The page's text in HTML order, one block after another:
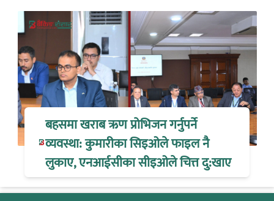
बहसमा खराब ऋण प्रोभिजन गर्नुपर्ने
व्यवस्था: कुमारीका सिइओले फाइल नै
लुकाए, एनआईसीका सीइओले चित्त दु:खाए